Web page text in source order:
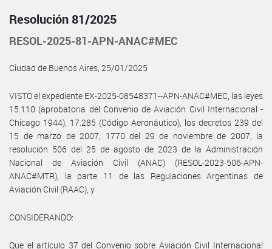
Resolución 81/2025
RESOL-2025-81-APN-ANAC#MEC
Ciudad de Buenos Aires, 25/01/2025
VISTO el expediente EX-2025-08548371--APN-ANAC#MEC, las leyes
15.110 (aprobatoria del Convenio de Aviación Civil Internacional -
Chicago 1944), 17.285 (Código Aeronáutico), los decretos 239 del
15 de marzo de 2007, 1770 del 29 de noviembre de 2007, la
resolución 506 del 25 de agosto de 2023 de la Administración
Nacional de Aviación Civil (ANAC) (RESOL-2023-506-APN-
ANAC#MTR), la parte 11 de las Regulaciones Argentinas de
Aviación Civil (RAAC), y
CONSIDERANDO:
Que el artículo 37 del Convenio sobre Aviación Civil Internacional